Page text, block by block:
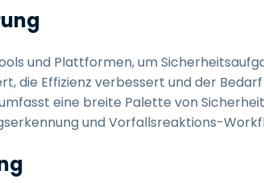
und Plattformen, um
die Effizienz verbessert und der
eine breite Palette von
und Vorfallsreaktions-